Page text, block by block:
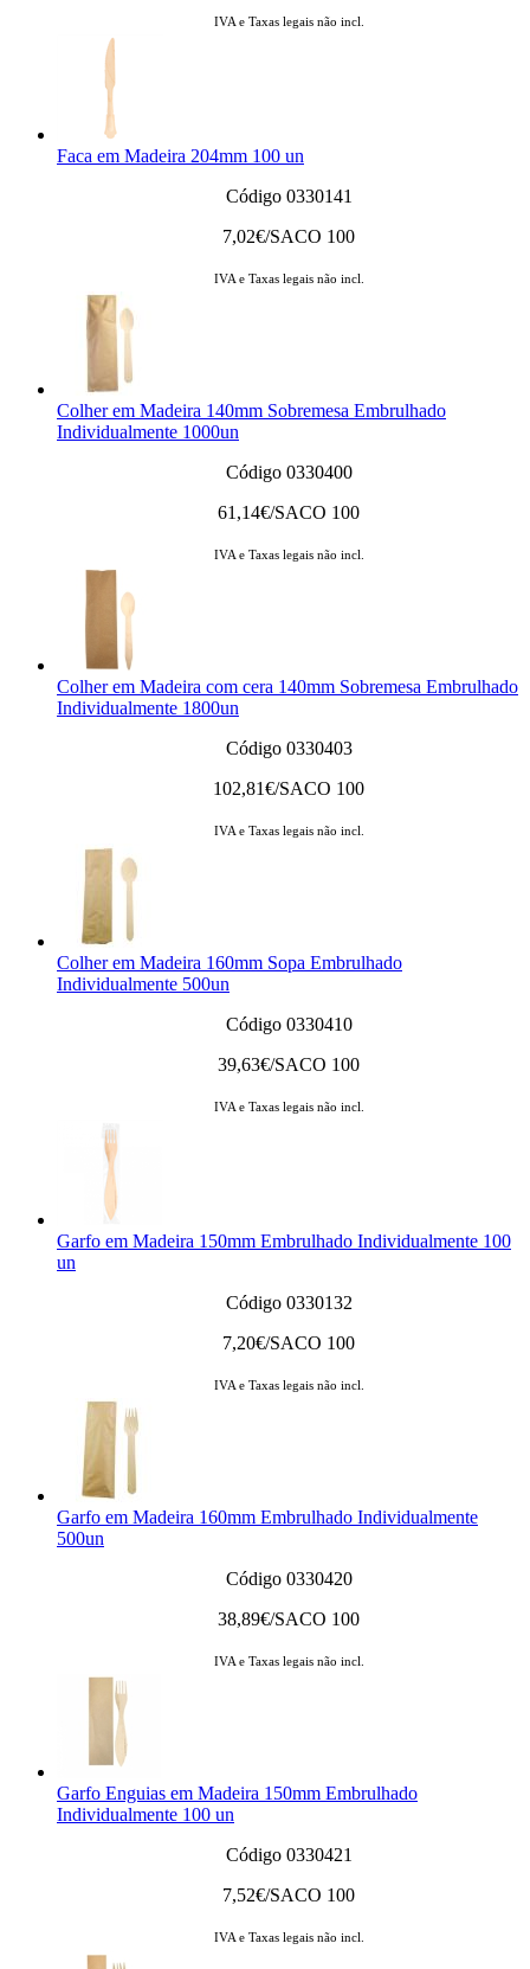
IVA e Taxas legais não incl.
Faca em Madeira 204mm 100 un
Código 0330141
7,02€/SACO 100
IVA e Taxas legais não incl.
Colher em Madeira 140mm Sobremesa Embrulhado
Individualmente 1000un
Código 0330400
61,14€/SACO 100
IVA e Taxas legais não incl.
Colher em Madeira com cera 140mm Sobremesa Embrulhado
Individualmente 1800un
Código 0330403
102,81€/SACO 100
IVA e Taxas legais não incl.
Colher em Madeira 160mm Sopa Embrulhado
Individualmente 500un
Código 0330410
39,63€/SACO 100
IVA e Taxas legais não incl.
Garfo em Madeira 150mm Embrulhado Individualmente 100
un
Código 0330132
7,20€/SACO 100
IVA e Taxas legais não incl.
Garfo em Madeira 160mm Embrulhado Individualmente
500un
Código 0330420
38,89€/SACO 100
IVA e Taxas legais não incl.
Garfo Enguias em Madeira 150mm Embrulhado
Individualmente 100 un
Código 0330421
7,52€/SACO 100
IVA e Taxas legais não incl.